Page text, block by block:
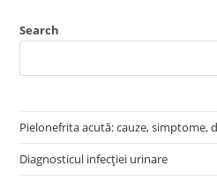
Search
Pielonefrita acută: cauze, simptome,
Diagnosticul infecției urinare